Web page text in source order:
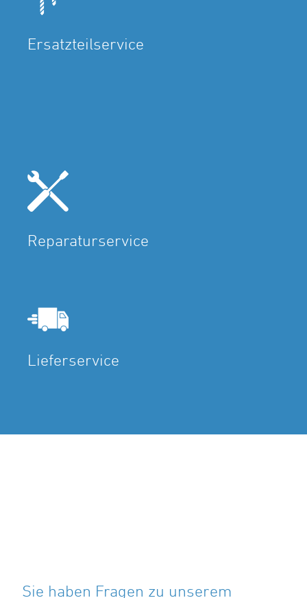
Ersatzteilservice
Reparaturservice
Lieferservice
Sie haben Fragen zu unserem